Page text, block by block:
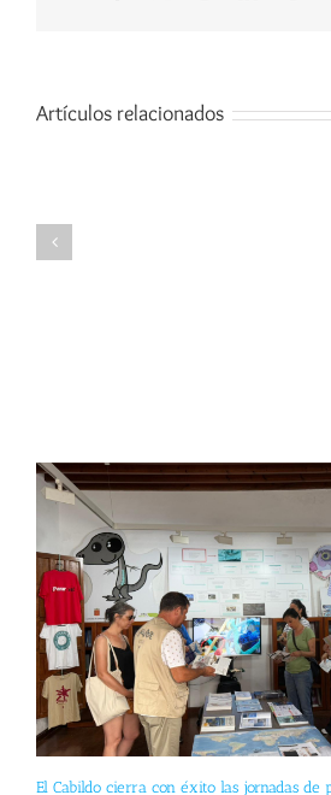
Artículos relacionados
El Cabildo cierra con éxito las jornadas de